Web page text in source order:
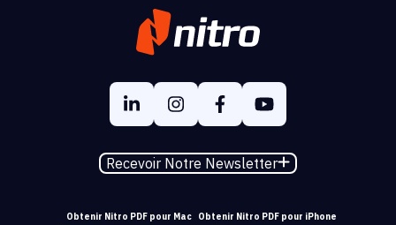
Recevoir Notre Newsletter
Obtenir Nitro PDF pour Mac Obtenir Nitro PDF pour iPhone